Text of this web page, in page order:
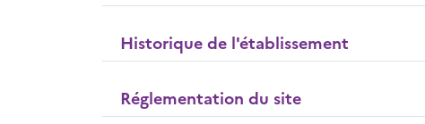
Historique de l'établissement
Réglementation du site